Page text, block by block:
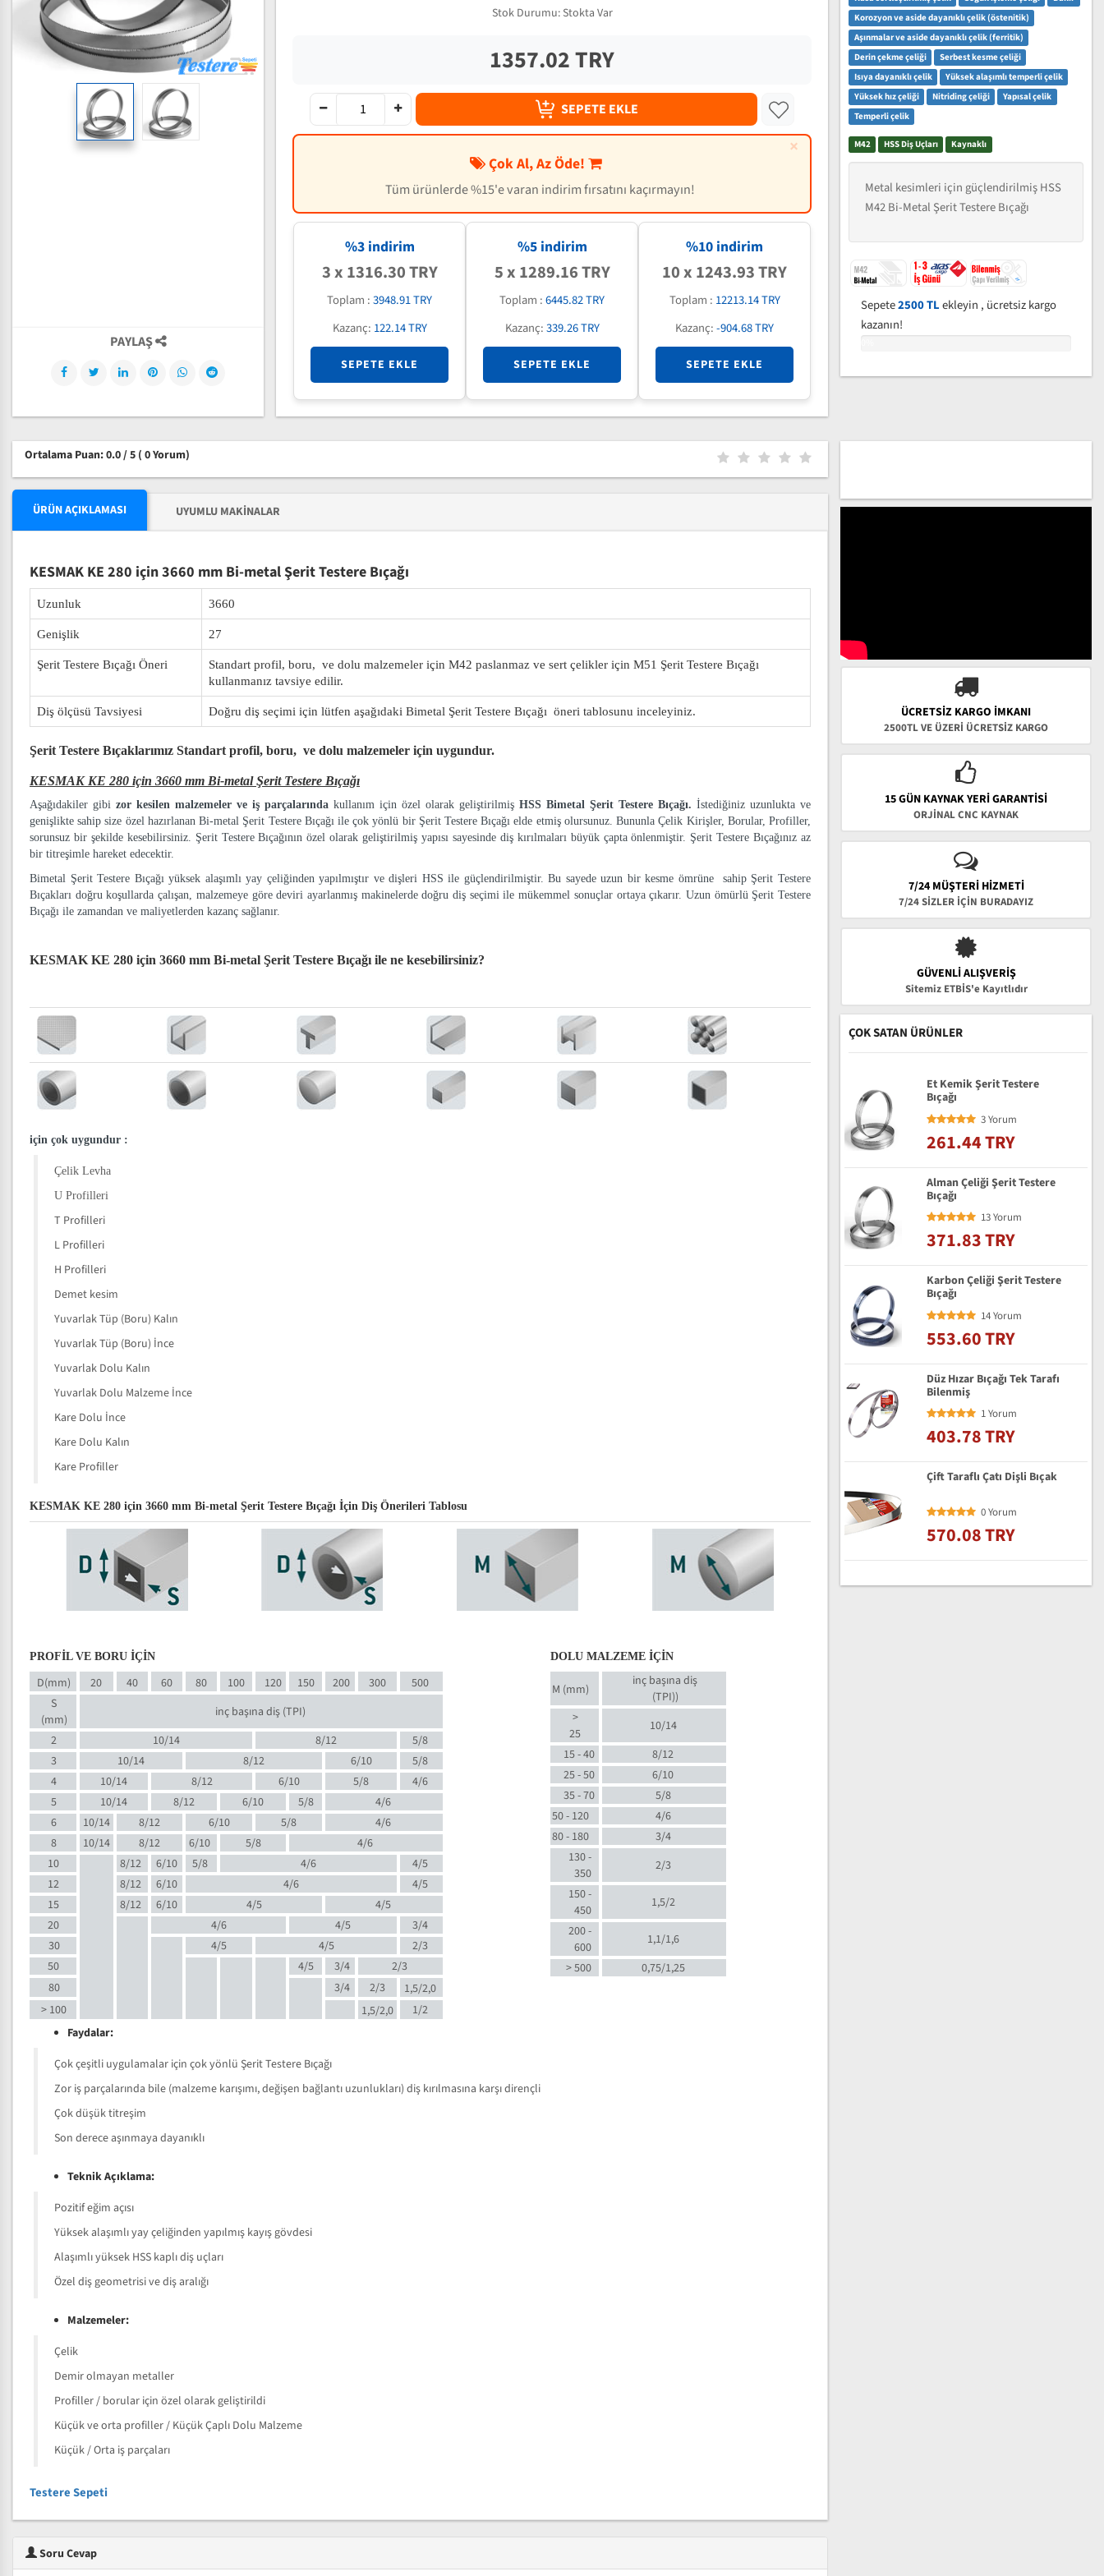
Stok Durumu: Stokta Var
1357.02 TRY
SEPETE EKLE
×
Çok Al, Az Öde!
Tüm ürünlerde %15'e varan indirim fırsatını kaçırmayın!
%3 indirim
3 x 1316.30 TRY
Toplam :3948.91 TRY
Kazanç: 122.14 TRY
SEPETE EKLE
%5 indirim
5 x 1289.16 TRY
Toplam :6445.82 TRY
Kazanç:339.26 TRY
SEPETE EKLE
%10 indirim
10 x 1243.93 TRY
Toplam : 12213.14 TRY
Kazanç:-904.68 TRY
SEPETE EKLE
PAYLAŞ
Korozyon ve aside dayanıklı çelik (östenitik)
Aşınmalar ve aside dayanıklı çelik (ferritik)
Derin çekme çeliği
Serbest kesme çeliği
Isıya dayanıklı çelik
Yüksek alaşımlı temperli çelik
Yüksek hız çeliği
Nitriding çeliği
Yapısal çelik
Temperli çelik
M42 HSS Diş Uçları Kaynaklı
Metal kesimleri için güçlendirilmiş HSS
M42 Bi-Metal Şerit Testere Bıçağı
Sepete2500 TLekleyin , ücretsiz kargo
kazanın!
Ortalama Puan: 0.0 / 5 ( 0 Yorum)
ÜRÜN AÇIKLAMASI UYUMLU MAKINALAR
KESMAK KE 280 için 3660 mm Bi-metal Şerit Testere Bıçağı
Uzunluk 3660
Genişlik 27
Şerit Testere Bıçağı Öneri
Standart profil, boru, ve dolu malzemeler için M42 paslanmaz ve sert çelikler için M51 Şerit Testere Bıçağı
kullanmanız tavsiye edilir.
Diş ölçüsü Tavsiyesi Doğru diş seçimi için lütfen aşağıdaki Bimetal Şerit Testere Bıçağı öneri tablosunu inceleyiniz.
Şerit Testere Bıçaklarımız Standart profil, boru, ve dolu malzemeler için uygundur.
KESMAK KE 280 için 3660 mm Bi-metal Şerit Testere Bıçağı
Aşağıdakiler gibi zor kesilen malzemeler ve iş parçalarında kullanım için özel olarak geliştirilmiş HSS Bimetal Şerit Testere Bıçağı. İstediğiniz uzunlukta ve
genişlikte sahip size özel hazırlanan Bi-metal Şerit Testere Bıçağı ile çok yönlü bir Şerit Testere Bıçağı elde etmiş olursunuz. Bununla Çelik Kirişler, Borular, Profiller,
sorunsuz bir şekilde kesebilirsiniz. Şerit Testere Bıçağının özel olarak geliştirilmiş yapısı sayesinde diş kırılmaları büyük çapta önlenmiştir. Şerit Testere Bıçağınız az
bir titreşimle hareket edecektir.
Bimetal Şerit Testere Bıçağı yüksek alaşımlı yay çeliğinden yapılmıştır ve dişleri HSS ile güçlendirilmiştir. Bu sayede uzun bir kesme ömrüne sahip Şerit Testere
Bıçakları doğru koşullarda çalışan, malzemeye göre deviri ayarlanmış makinelerde doğru diş seçimi ile mükemmel sonuçlar ortaya çıkarır. Uzun ömürlü Şerit Testere
Bıçağı ile zamandan ve maliyetlerden kazanç sağlanır.
KESMAK KE 280 için 3660 mm Bi-metal Şerit Testere Bıçağı ile ne kesebilirsiniz?
için çok uygundur :
Çelik Levha
U Profilleri
T Profilleri
L Profilleri
H Profilleri
Demet kesim
Yuvarlak Tüp (Boru) Kalın
Yuvarlak Tüp (Boru) İnce
Yuvarlak Dolu Kalın
Yuvarlak Dolu Malzeme İnce
Kare Dolu İnce
Kare Dolu Kalın
Kare Profiller
KESMAK KE 280 için 3660 mm Bi-metal Şerit Testere Bıçağı İçin Diş Önerileri Tablosu
PROFİL VE BORU İÇİN
D(mm) 20 40 60 80 100 120 150 200 300
500
S
(mm)
inç başına diş (TPI)
2
10/14 8/12
5/8
3
10/14 8/12 6/10
5/8
4
10/14 8/12 6/10 5/8
4/6
5
10/14 8/12 6/10 5/8
4/6
6
10/14 8/12 6/10 5/8
4/6
8
10/14 8/12 6/10 5/8
4/6
10
8/12 6/10 5/8 4/6
4/5
12
8/12 6/10 4/6
4/5
15
8/12 6/10 4/5
4/5
20
4/6 4/5
3/4
30
4/5 4/5
2/3
50
4/5 3/4
2/3
80
3/4 2/3
1,5/2,0
> 100
1,5/2,0 1/2
DOLU MALZEME İÇİN
M (mm)
inç başına diş
(TPI))
>
25
10/14
15 - 40
8/12
25 - 50
6/10
35 - 70
5/8
50 - 120
4/6
80 - 180
3/4
130 -
350
2/3
150 -
450
1,5/2
200 -
600
1,1/1,6
> 500
0,75/1,25
Faydalar:
Çok çeşitli uygulamalar için çok yönlü Şerit Testere Bıçağı
Zor iş parçalarında bile (malzeme karışımı, değişen bağlantı uzunlukları) diş kırılmasına karşı dirençli
Çok düşük titreşim
Son derece aşınmaya dayanıklı
Teknik Açıklama:
Pozitif eğim açısı
Yüksek alaşımlı yay çeliğinden yapılmış kayış gövdesi
Alaşımlı yüksek HSS kaplı diş uçları
Özel diş geometrisi ve diş aralığı
Malzemeler:
Çelik
Demir olmayan metaller
Profiller / borular için özel olarak geliştirildi
Küçük ve orta profiller / Küçük Çaplı Dolu Malzeme
Küçük / Orta iş parçaları
Testere Sepeti
Soru Cevap
ÜCRETSIZ KARGO İMKANI
2500TL VE ÜZERİ ÜCRETSİZ KARGO
15 GÜN KAYNAK YERI GARANTISI
ORJİNAL CNC KAYNAK
7/24 MÜŞTERİ HİZMETİ
7/24 SİZLER İÇİN BURADAYIZ
GÜVENLI ALIŞVERIŞ
Sitemiz ETBİS'e Kayıtlıdır
ÇOK SATAN ÜRÜNLER
Et Kemik Şerit Testere
Bıçağı
3 Yorum
261.44 TRY
Alman Çeliği Şerit Testere
Bıçağı
13 Yorum
371.83 TRY
Karbon Çeliği Şerit Testere
Bıçağı
14 Yorum
553.60 TRY
Düz Hızar Bıçağı Tek Tarafı
Bilenmiş
1 Yorum
403.78 TRY
Çift Taraflı Çatı Dişli Bıçak
0 Yorum
570.08 TRY